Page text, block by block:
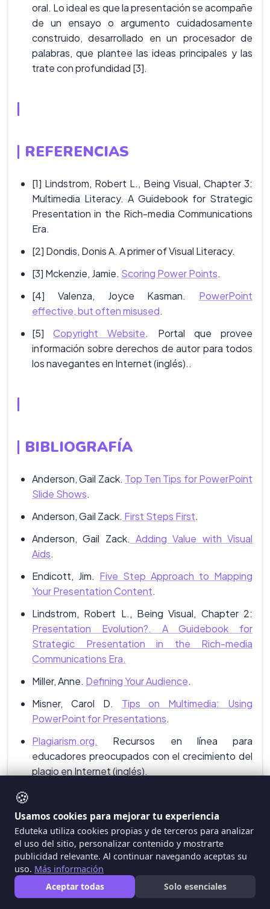
oral. Lo ideal es que la presentación se acompañe
de un ensayo o argumento cuidadosamente
construido, desarrollado en un procesador de
palabras, que plantee las ideas principales y las
trate con profundidad [3].
REFERENCIAS
[1] Lindstrom, Robert L., Being Visual, Chapter 3:
Multimedia Literacy. A Guidebook for Strategic
Presentation in the Rich-media Communications
Era.
[2] Dondis, Donis A. A primer of Visual Literacy.
[3] Mckenzie, Jamie. Scoring Power Points.
[4] Valenza, Joyce Kasman. PowerPoint
effective, but often misused.
[5]Copyright Website. Portal que provee
información sobre derechos de autor para todos
los navegantes en Internet (inglés)..
BIBLIOGRAFÍA
Anderson, Gail Zack. Top Ten Tips for PowerPoint
Slide Shows.
Anderson, Gail Zack. First Steps First.
Anderson, Gail Zack. Adding Value with Visual
Aids.
Endicott, Jim. Five Step Approach to Mapping
Your Presentation Content.
Lindstrom, Robert L., Being Visual, Chapter 2:
Presentation Evolution?. A Guidebook for
Strategic Presentation in the Rich-media
Communications Era.
Miller, Anne. Defining Your Audience.
Misner, Carol D. Tips on Multimedia: Using
PowerPoint for Presentations.
Plagiarism.org. Recursos en línea para
educadores preocupados con el crecimiento del
plagio en Internet (inglés).
·Presentation Visual Design Guide.
Fecha de publicación en EDUTEKA: Junio 29
de 2002.
Fecha de la última actualización: Junio 29
🍪
Usamos cookies para mejorar tu experiencia
Eduteka utiliza cookies propias y de terceros para analizar
el uso del sitio, personalizar contenido y mostrarte
publicidad relevante. Al continuar navegando aceptas su
uso. Más información
Aceptar todas
Solo esenciales